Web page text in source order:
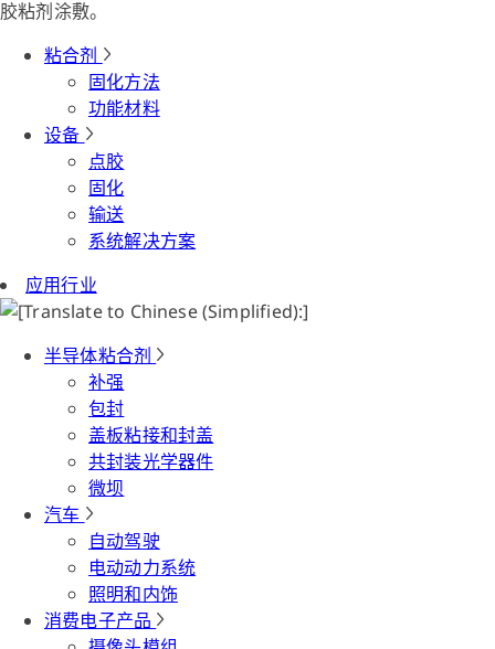
粘合剂
固化方法
功能材料
设备
点胶
固化
输送
系统解决方案
应用行业
半导体粘合剂
补强
包封
盖板粘接和封盖
共封装光学器件
微坝
汽车
自动驾驶
电动动力系统
照明和内饰
消费电子产品